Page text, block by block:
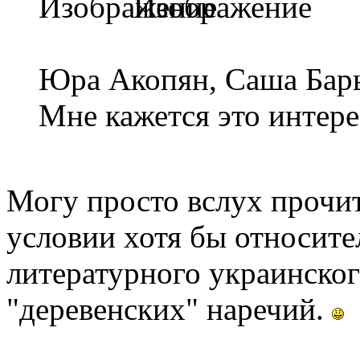
Юра Акопян, Саша
Мне кажется это
Могу просто вслух
условии хотя бы
литературного
"деревенских" наречий.